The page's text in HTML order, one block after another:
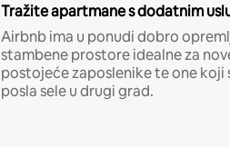
Tražite apartmane s dodatnim
Airbnb ima u ponudi dobro
stambene prostore idealne za
postojeće zaposlenike te one koji
posla sele u drugi grad.